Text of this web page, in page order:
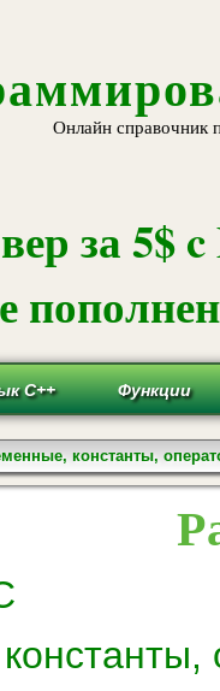
Онлайн справочник
за 5$
С++ Функции
константы,